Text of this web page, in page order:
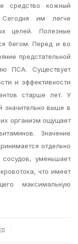
средство кожный
Сегодня им легче
целей. Полезные
бегом. Перед и во
предстательной
ПСА. Существует
и эффективности
старше лет. У
значительно выше в
организм ощущает
Значение
отдельно
уменьшает
что имеет
максимальную